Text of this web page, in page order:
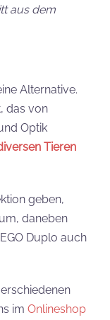
aus dem
Alternative.
das von
Optik
Tieren
geben,
daneben
Duplo auch
im Onlineshop